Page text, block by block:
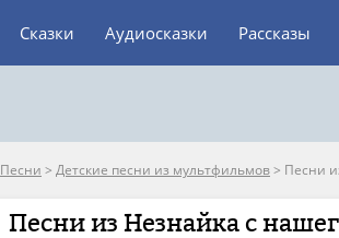
Сказки Аудиосказки Рассказы
Песни > Детские песни из мультфильмов> Песни
Песни из Незнайка с